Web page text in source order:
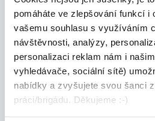
pomáháte ve zlepšování funkcí i
vašemu souhlasu s využíváním
návštěvnosti, analýzy,
personalizaci reklam nám i
vyhledávače, sociální sítě)
nabídky a zvyšujete svou šanci
práci/brigádu. Děkujeme :-)
Obchodní
nemovitostní
Hledáme zkušeného
t...
Celá ČR